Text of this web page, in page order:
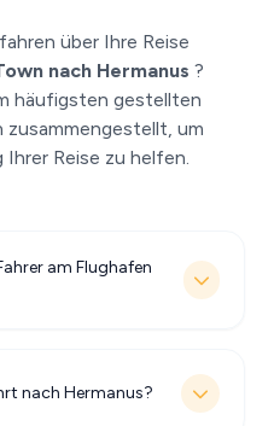
über Ihre Reise
nach Hermanus ?
häufigsten gestellten
zusammengestellt, um
Ihrer Reise zu helfen.
am Flughafen
nach Hermanus?